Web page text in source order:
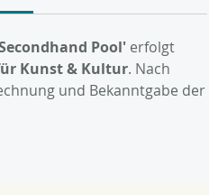
Pool' erfolgt
Kunst & Kultur. Nach
und Bekanntgabe der